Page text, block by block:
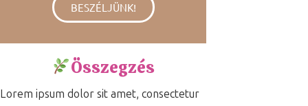
BESZÉLJÜNK!
Összegzés
Lorem ipsum dolor sit amet, consectetur